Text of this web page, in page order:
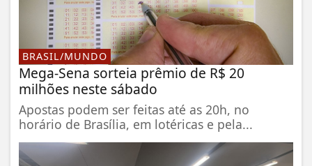
BRASIL/MUNDO
Mega-Sena sorteia prêmio de R$ 20
milhões neste sábado
Apostas podem ser feitas até as 20h, no
horário de Brasília, em lotéricas e pela...